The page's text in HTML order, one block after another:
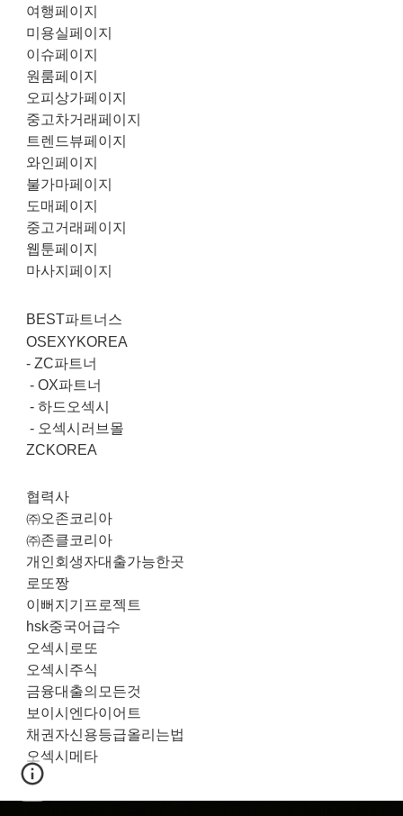
여행페이지
미용실페이지
이슈페이지
원룸페이지
오피상가페이지
중고차거래페이지
트렌드뷰페이지
와인페이지
불가마페이지
도매페이지
중고거래페이지
웹툰페이지
마사지페이지
BEST파트너스
OSEXYKOREA
-ZC파트너
-OX파트너
-하드오섹시
- 오섹시러브몰
ZCKOREA
협력사
㈜오존코리아
㈜존클코리아
개인회생자대출가능한곳
로또짱
이뻐지기프로젝트
hsk중국어급수
오섹시로또
오섹시주식
금융대출의모든것
보이시엔다이어트
채권자신용등급올리는법
오섹시메타